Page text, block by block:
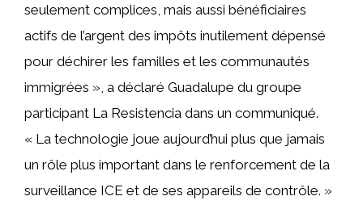
seulement complices, mais aussi bénéficiaires
actifs de l’argent des impôts inutilement dépensé
pour déchirer les familles et les communautés
immigrées », a déclaré Guadalupe du groupe
participant La Resistencia dans un communiqué.
« La technologie joue aujourd’hui plus que jamais
un rôle plus important dans le renforcement de la
surveillance ICE et de ses appareils de contrôle. »